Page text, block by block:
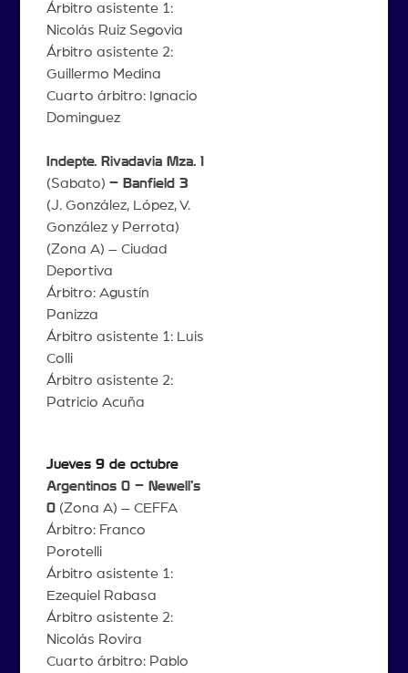
Árbitro asistente 1:
Nicolás Ruiz Segovia
Árbitro asistente 2:
Guillermo Medina
Cuarto árbitro: Ignacio
Dominguez
Indepte. Rivadavia Mza. 1
(Sabato) – Banfield 3
(J. González, López, V.
González y Perrota)
(Zona A) – Ciudad
Deportiva
Árbitro: Agustín
Panizza
Árbitro asistente 1: Luis
Colli
Árbitro asistente 2:
Patricio Acuña
Jueves 9 de octubre
Argentinos 0 – Newell’s
0(Zona A) – CEFFA
Árbitro: Franco
Porotelli
Árbitro asistente 1:
Ezequiel Rabasa
Árbitro asistente 2:
Nicolás Rovira
Cuarto árbitro: Pablo